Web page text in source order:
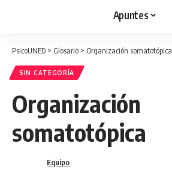
Apuntes
PsicoUNED > Glosario > Organización somatotópica
SIN CATEGORÍA
Organización
somatotópica
Equipo